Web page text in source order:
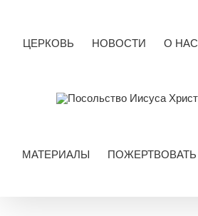
ЦЕРКОВЬ НОВОСТИ О НАС
МАТЕРИАЛЫ ПОЖЕРТВОВАТЬ